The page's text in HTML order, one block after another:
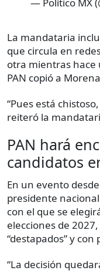
La mandataria
que circula en
otra mientras hace
PAN copió a
“Pues está
reiteró la
PAN hará
candidatos
En un evento
presidente
con el que se
elecciones de
“destapados” y
“La decisión